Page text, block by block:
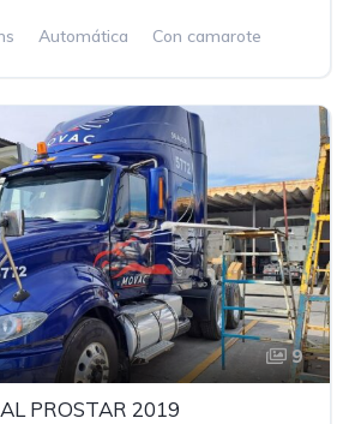
Automática
Con camarote
Azul
9
PROSTAR 2019